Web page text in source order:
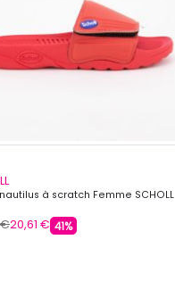
à scratch Femme SCHOLL
20,61 € 41%